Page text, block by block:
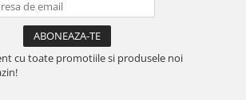
cu toate promotiile si produsele noi